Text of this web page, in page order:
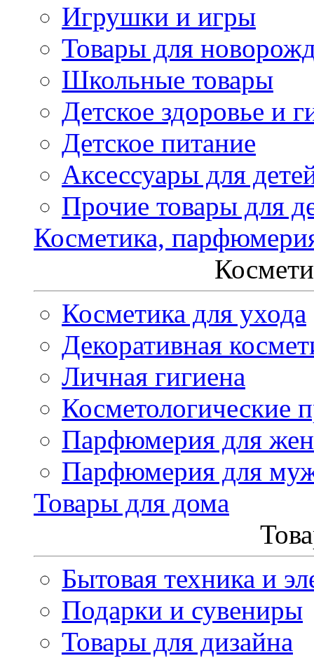
Игрушки и игры
Товары для
Школьные товары
Детское здоровье и
Детское питание
Аксессуары для
Прочие товары для
Косметика,
Косметика для ухода
Декоративная
Личная гигиена
Косметологические
Парфюмерия для
Парфюмерия для
Товары для дома
Бытовая техника и
Подарки и сувениры
Товары для дизайна